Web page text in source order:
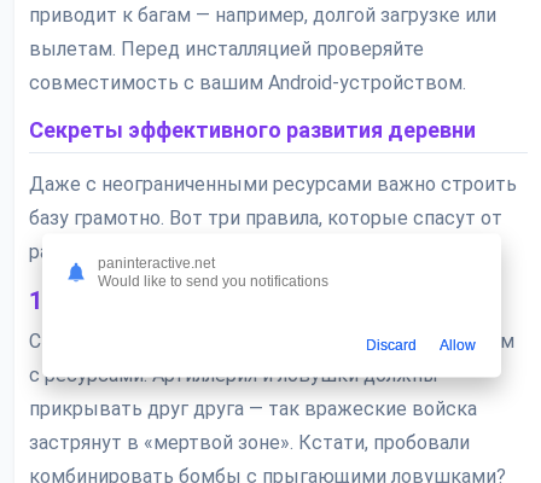
приводит к багам — например, долгой загрузке или
вылетам. Перед инсталляцией проверяйте
совместимость с вашим Android-устройством.
Секреты эффективного развития деревни
Даже с неограниченными ресурсами важно строить
базу грамотно. Вот три правила, которые спасут от
разграбления:
1. Баланс атаки и обороны
Ставьте защитные сооружения ближе к хранилищам
с ресурсами. Артиллерия и ловушки должны
прикрывать друг друга — так вражеские войска
застрянут в «мертвой зоне». Кстати, пробовали
комбинировать бомбы с прыгающими ловушками?
paninteractive.net
Would like to send you notifications
Discard Allow